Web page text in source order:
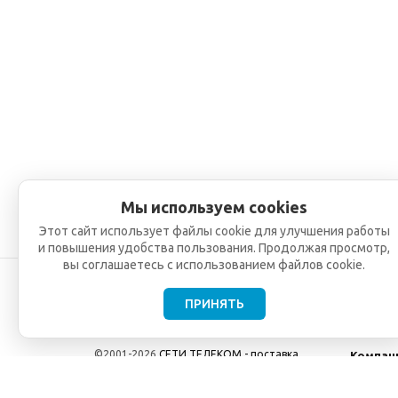
©2001-2026 СЕТИ ТЕЛЕКОМ - поставка,
Мы используем cookies
Этот сайт использует файлы cookie для улучшения работы
и повышения удобства пользования. Продолжая просмотр,
вы соглашаетесь с использованием файлов cookie.
ПРИНЯТЬ